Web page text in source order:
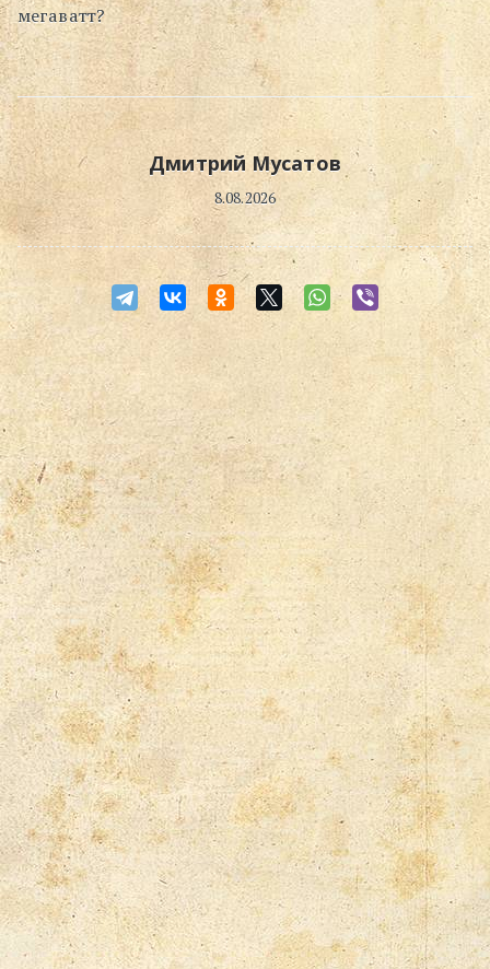
Поиск
мегаватт?
Дмитрий Мусатов
8.08.2026